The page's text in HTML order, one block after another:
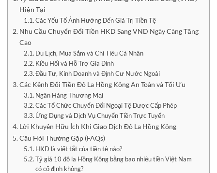
Hiện Tại
Các Yếu Tố Ảnh Hưởng Đến Giá Trị Tiền Tệ
Nhu Cầu Chuyển Đổi Tiền HKD Sang VND Ngày Càng Tăng
Cao
Du Lịch, Mua Sắm và Chi Tiêu Cá Nhân
Kiều Hối và Hỗ Trợ Gia Đình
Đầu Tư, Kinh Doanh và Định Cư Nước Ngoài
Các Kênh Đổi Tiền Đô La Hồng Kông An Toàn và Tối Ưu
Ngân Hàng Thương Mại
Các Tổ Chức Chuyển Đổi Ngoại Tệ Được Cấp Phép
Ứng Dụng và Dịch Vụ Chuyển Tiền Trực Tuyến
Lời Khuyên Hữu Ích Khi Giao Dịch Đô La Hồng Kông
Câu Hỏi Thường Gặp (FAQs)
HKD là viết tắt của tiền tệ nào?
Tỷ giá 10 đô la Hồng Kông bằng bao nhiêu tiền Việt Nam
có cố định không?